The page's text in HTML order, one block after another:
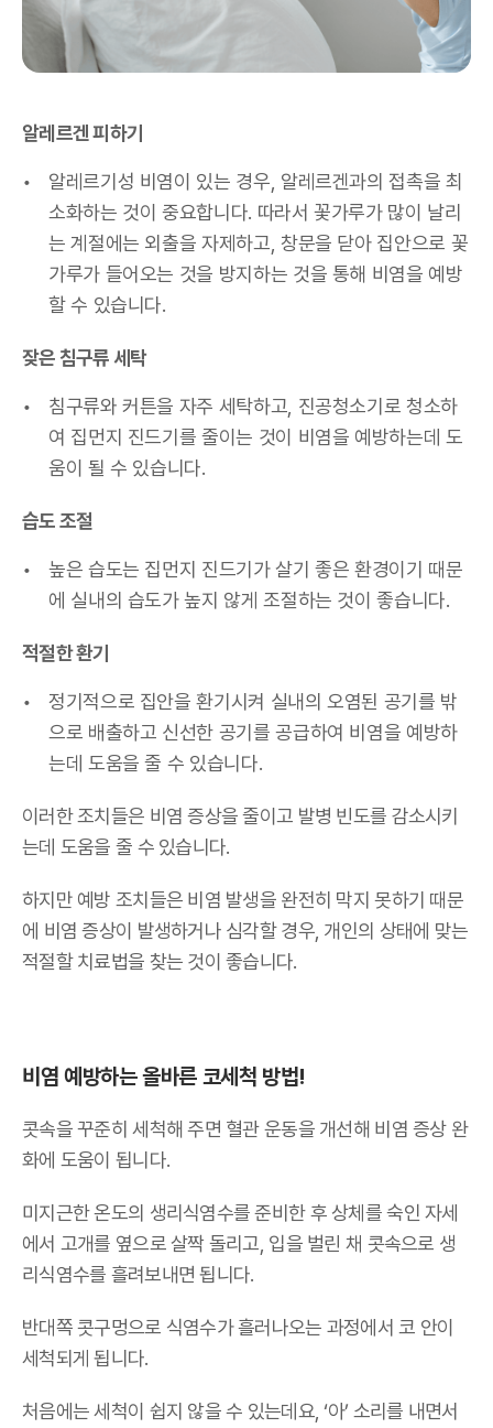
알레르겐 피하기
알레르기성 비염이 있는 경우, 알레르겐과의 접촉을 최
소화하는 것이 중요합니다. 따라서 꽃가루가 많이 날리
는 계절에는 외출을 자제하고, 창문을 닫아 집안으로 꽃
가루가 들어오는 것을 방지하는 것을 통해 비염을 예방
할 수 있습니다.
잦은 침구류 세탁
침구류와 커튼을 자주 세탁하고, 진공청소기로 청소하
여 집먼지 진드기를 줄이는 것이 비염을 예방하는데 도
움이 될 수 있습니다.
습도 조절
높은 습도는 집먼지 진드기가 살기 좋은 환경이기 때문
에 실내의 습도가 높지 않게 조절하는 것이 좋습니다.
적절한 환기
정기적으로 집안을 환기시켜 실내의 오염된 공기를 밖
으로 배출하고 신선한 공기를 공급하여 비염을 예방하
는데 도움을 줄 수 있습니다.
이러한 조치들은 비염 증상을 줄이고 발병 빈도를 감소시키
는데 도움을 줄 수 있습니다.
하지만 예방 조치들은 비염 발생을 완전히 막지 못하기 때문
에 비염 증상이 발생하거나 심각할 경우, 개인의 상태에 맞는
적절할 치료법을 찾는 것이 좋습니다.
비염 예방하는 올바른 코세척 방법!
콧속을 꾸준히 세척해 주면 혈관 운동을 개선해 비염 증상 완
화에 도움이 됩니다.
미지근한 온도의 생리식염수를 준비한 후 상체를 숙인 자세
에서 고개를 옆으로 살짝 돌리고, 입을 벌린 채 콧속으로 생
리식염수를 흘려보내면 됩니다.
반대쪽 콧구멍으로 식염수가 흘러나오는 과정에서 코 안이
세척되게 됩니다.
처음에는 세척이 쉽지 않을 수 있는데요, ‘아’ 소리를 내면서